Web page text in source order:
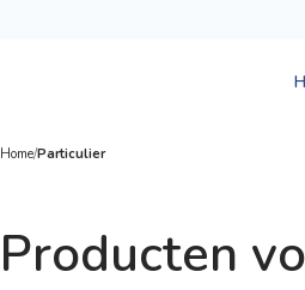
Home/Particulier
Producten